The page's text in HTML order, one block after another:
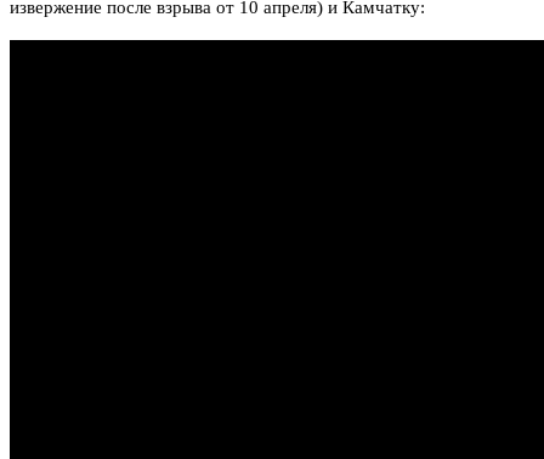
извержение после взрыва от 10 апреля) и Камчатку: